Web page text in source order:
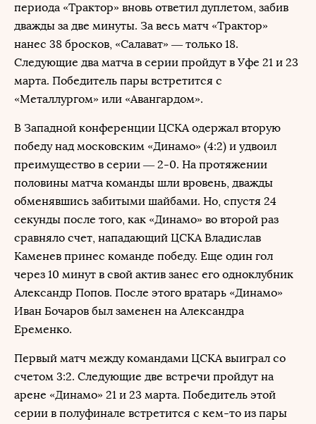
периода «Трактор» вновь ответил дуплетом, забив
дважды за две минуты. За весь матч «Трактор»
нанес 38 бросков, «Салават» — только 18.
Следующие два матча в серии пройдут в Уфе 21 и 23
марта. Победитель пары встретится с
«Металлургом» или «Авангардом».
В Западной конференции ЦСКА одержал вторую
победу над московским «Динамо» (4:2) и удвоил
преимущество в серии — 2-0. На протяжении
половины матча команды шли вровень, дважды
обменявшись забитыми шайбами. Но, спустя 24
секунды после того, как «Динамо» во второй раз
сравняло счет, нападающий ЦСКА Владислав
Каменев принес команде победу. Еще один гол
через 10 минут в свой актив занес его одноклубник
Александр Попов. После этого вратарь «Динамо»
Иван Бочаров был заменен на Александра
Еременко.
Первый матч между командами ЦСКА выиграл со
счетом 3:2. Следующие две встречи пройдут на
арене «Динамо» 21 и 23 марта. Победитель этой
серии в полуфинале встретится с кем-то из пары